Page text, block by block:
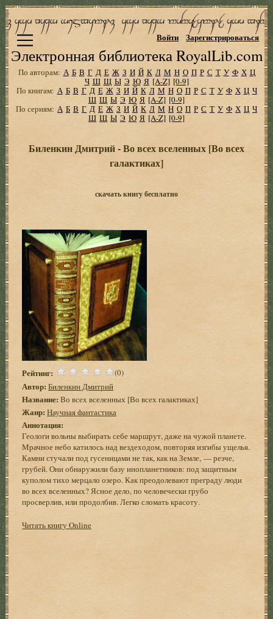
Электронная библиотека RoyalLib.com
Войти Зарегистрироваться
По авторам: А Б В Г Д Е Ж З И Й К Л М Н О П Р С Т У Ф Х Ц
Ч Ш Щ Ы Э Ю Я [A-Z] [0-9]
По книгам: А Б В Г Д Е Ж З И Й К Л М Н О П Р С Т У Ф Х Ц Ч
Ш Щ Ы Э Ю Я [A-Z] [0-9]
По сериям: А Б В Г Д Е Ж З И Й К Л М Н О П Р С Т У Ф Х Ц Ч
Ш Щ Ы Э Ю Я [A-Z] [0-9]
Биленкин Дмитрий - Во всех вселенных [Во всех
галактиках]
скачать книгу бесплатно
Рейтинг: (0)
Автор: Биленкин Дмитрий
Название: Во всех вселенных [Во всех галактиках]
Жанр: Научная фантастика
Аннотация:
Геологи вольны выбирать себе маршрут, даже на чужой планете.
Мрачное небо катилось над вездеходом, повторяя изгибы ущелья.
Камни стучали под гусеницами не так, как на Земле, — резче,
грубей. Они обнаружили базу инопланетников: под защитным
куполом тихо мерцало озеро. Как преодолевают преграду люди
во всех вселенных? Ясное дело, по человечески грубо
просверлив, или продолбив. Легко сломать красоту.
Читать книгу Online